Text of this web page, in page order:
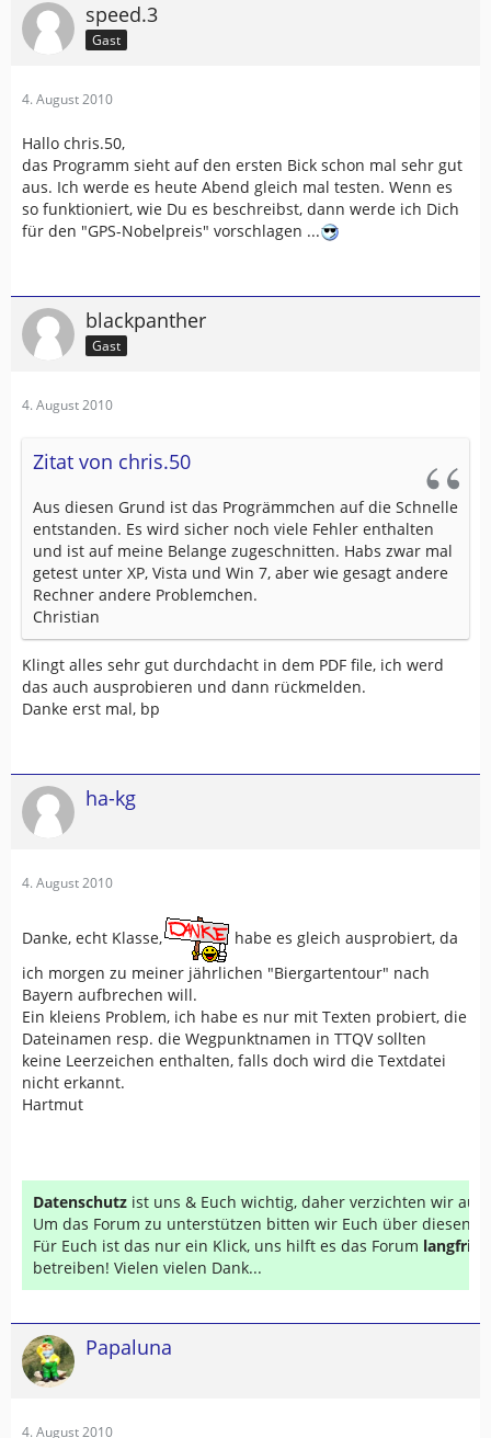
speed.3
Gast
4. August 2010
Hallo chris.50,
das Programm sieht auf den ersten Bick schon mal sehr gut
aus. Ich werde es heute Abend gleich mal testen. Wenn es
so funktioniert, wie Du es beschreibst, dann werde ich Dich
für den "GPS-Nobelpreis" vorschlagen ...
blackpanther
Gast
4. August 2010
Zitat von chris.50
Aus diesen Grund ist das Progrämmchen auf die Schnelle
entstanden. Es wird sicher noch viele Fehler enthalten
und ist auf meine Belange zugeschnitten. Habs zwar mal
getest unter XP, Vista und Win 7, aber wie gesagt andere
Rechner andere Problemchen.
Christian
Klingt alles sehr gut durchdacht in dem PDF file, ich werd
das auch ausprobieren und dann rückmelden.
Danke erst mal, bp
ha-kg
4. August 2010
Danke, echt Klasse,
habe es gleich ausprobiert, da
ich morgen zu meiner jährlichen "Biergartentour" nach
Bayern aufbrechen will.
Ein kleiens Problem, ich habe es nur mit Texten probiert, die
Dateinamen resp. die Wegpunktnamen in TTQV sollten
keine Leerzeichen enthalten, falls doch wird die Textdatei
nicht erkannt.
Hartmut
Datenschutz ist uns & Euch wichtig, daher verzichten wir auf
Um das Forum zu unterstützen bitten wir Euch über diesen
Für Euch ist das nur ein Klick, uns hilft es das Forum
betreiben! Vielen vielen Dank...
Papaluna
4. August 2010